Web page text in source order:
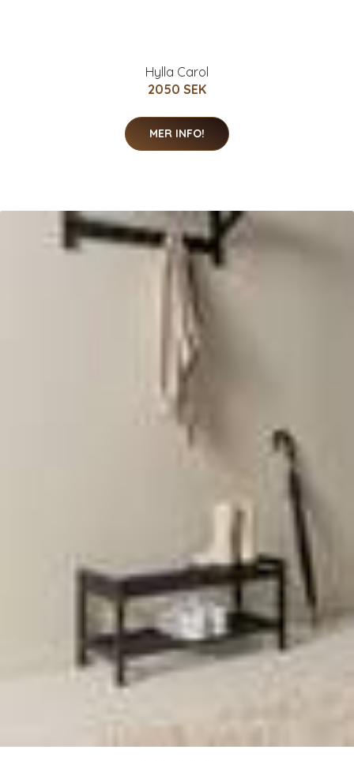
Hylla Carol
2050 SEK
MER INFO!